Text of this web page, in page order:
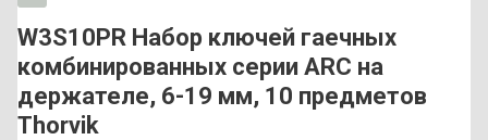
W3S10PR Набор ключей гаечных
комбинированных серии ARC на
держателе, 6-19 мм, 10 предметов
Thorvik